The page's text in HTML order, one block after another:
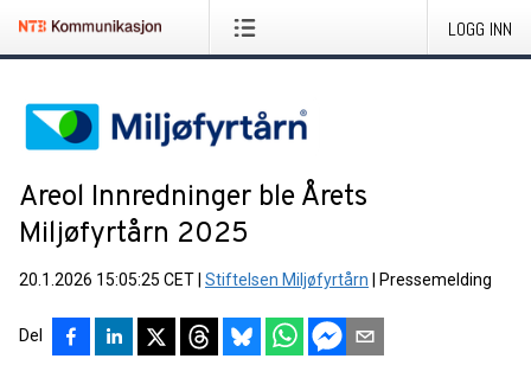
LOGG INN
Areol Innredninger ble Årets
Miljøfyrtårn 2025
20.1.2026 15:05:25 CET Stiftelsen Miljøfyrtårn Pressemelding
Del